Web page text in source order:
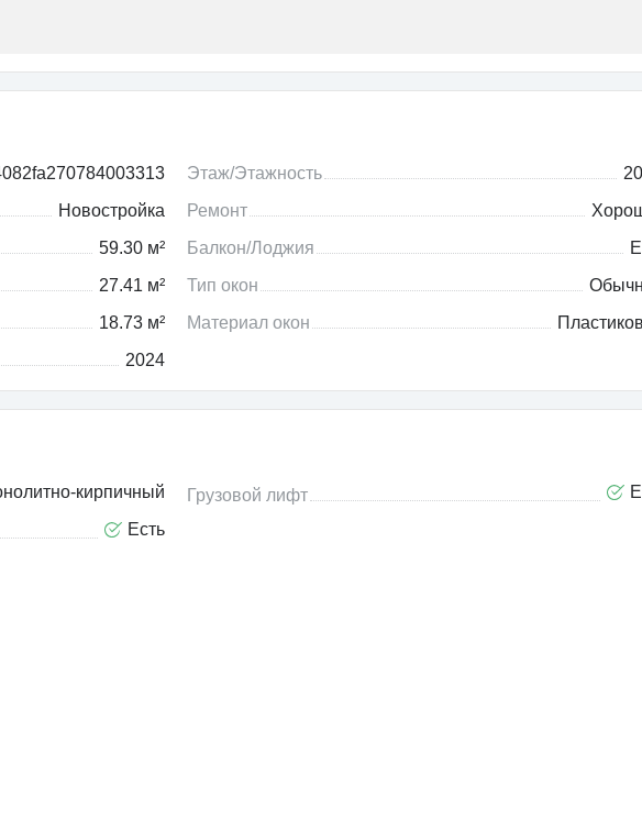
Новостройка
59.30 м²
27.41 м²
18.73 м²
2024
Этаж/Этажность
Ремонт
Балкон/Лоджия
Тип окон
Материал окон
кирпичный
Есть
Грузовой лифт